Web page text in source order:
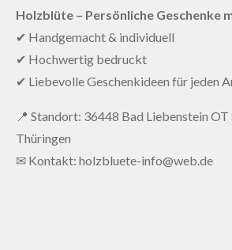
Holzblüte – Persönliche Geschenke
✔ Handgemacht & individuell
✔ Hochwertig bedruckt
✔ Liebevolle Geschenkideen für jeden
📍 Standort: 36448 Bad Liebenstein OT
Thüringen
✉ Kontakt: holzbluete-info@web.de